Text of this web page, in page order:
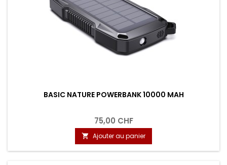
BASIC NATURE POWERBANK 10000 MAH
75,00 CHF
 Ajouter au panier